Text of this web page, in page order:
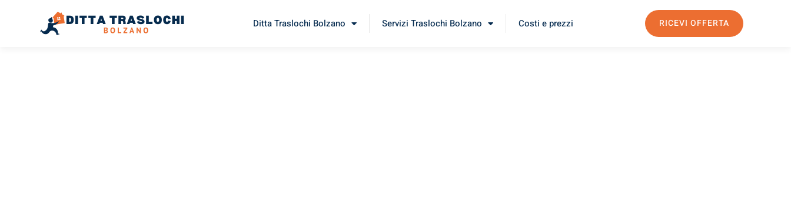
Ditta Traslochi Bolzano Servizi Traslochi Bolzano Costi e prezzi RICEVI OFFERTA